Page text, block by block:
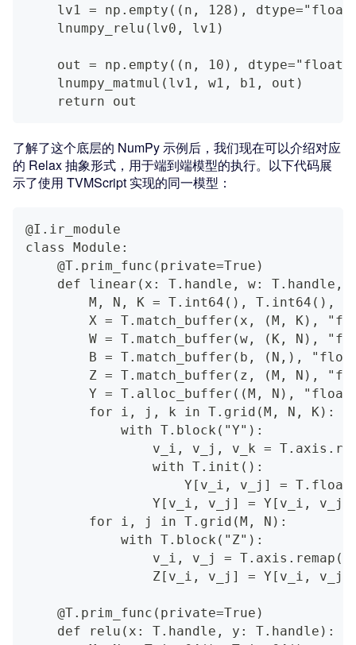
lv1 = np.empty((n, 128),
    lnumpy_relu(lv0, lv1)
out = np.empty((n, 10),
    lnumpy_matmul(lv1, w1, b1, out)
    return out
了解了这个底层的 NumPy 示例后，我们现在可以介绍对应
的 Relax 抽象形式，用于端到端模型的执行。以下代码展
示了使用 TVMScript 实现的同一模型：
@I.ir_module
class Module:
    @T.prim_func(private=True)
def linear(x: T.handle, w: T.handle,
M, N, K = T.int64(), T.int64(),
X = T.match_buffer(x, (M, K),
W = T.match_buffer(w, (K, N),
B = T.match_buffer(b, (N,),
Z = T.match_buffer(z, (M, N),
Y = T.alloc_buffer((M, N),
        for i, j, k in T.grid(M, N, K):
            with T.block("Y"):
v_i, v_j, v_k =
                with T.init():
Y[v_i, v_j] =
Y[v_i, v_j] = Y[v_i,
        for i, j in T.grid(M, N):
            with T.block("Z"):
v_i, v_j =
Z[v_i, v_j] = Y[v_i, v_j]
    @T.prim_func(private=True)
    def relu(x: T.handle, y: T.handle):